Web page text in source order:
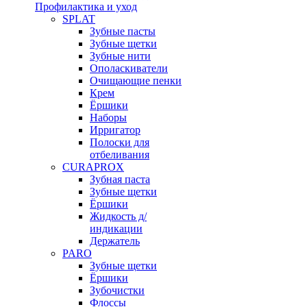
Профилактика и уход
SPLAT
Зубные пасты
Зубные щетки
Зубные нити
Ополаскиватели
Очищающие пенки
Крем
Ёршики
Наборы
Ирригатор
Полоски для
отбеливания
CURAPROX
Зубная паста
Зубные щетки
Ёршики
Жидкость д/
индикации
Держатель
PARO
Зубные щетки
Ёршики
Зубочистки
Флоссы